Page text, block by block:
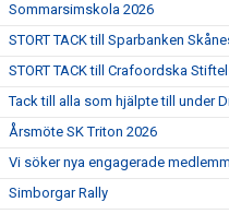
Sommarsimskola 2026
STORT TACK till Sparbanken
STORT TACK till Crafoordska
Tack till alla som hjälpte till under
Årsmöte SK Triton 2026
Vi söker nya engagerade
Simborgar Rally